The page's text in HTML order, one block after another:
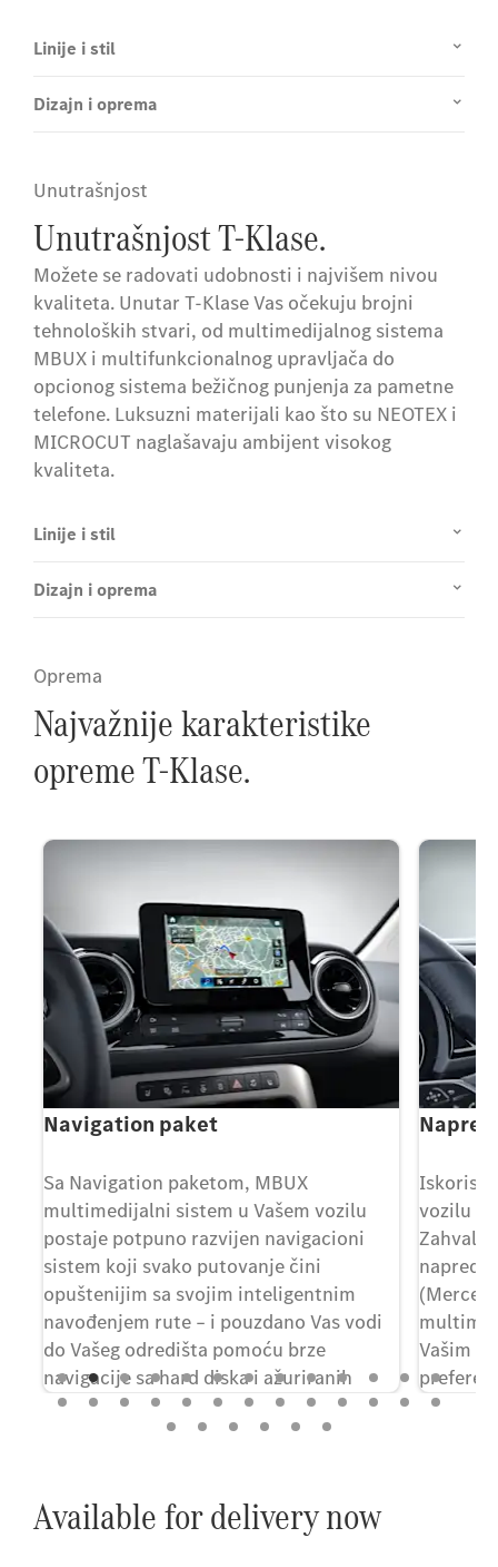
Linije i stil
Dizajn i oprema
Unutrašnjost
Unutrašnjost T-Klase.
Možete se radovati udobnosti i najvišem nivou
kvaliteta. Unutar T-Klase Vas očekuju brojni
tehnoloških stvari, od multimedijalnog sistema
MBUX i multifunkcionalnog upravljača do
opcionog sistema bežičnog punjenja za pametne
telefone. Luksuzni materijali kao što su NEOTEX i
MICROCUT naglašavaju ambijent visokog
kvaliteta.
Linije i stil
Dizajn i oprema
Oprema
Najvažnije karakteristike
opreme T-Klase.
Navigation paket
Sa Navigation paketom, MBUX
multimedijalni sistem u Vašem vozilu
postaje potpuno razvijen navigacioni
sistem koji svako putovanje čini
opuštenijim sa svojim inteligentnim
navođenjem rute – i pouzdano Vas vodi
do Vašeg odredišta pomoću brze
navigacije sa hard diska i ažuriranih
onlajn podataka.[3]
saglasnost sa uslovima korišćenja digitalnih dodataka.
vozilu
Vašim
MBUX
Available for delivery now